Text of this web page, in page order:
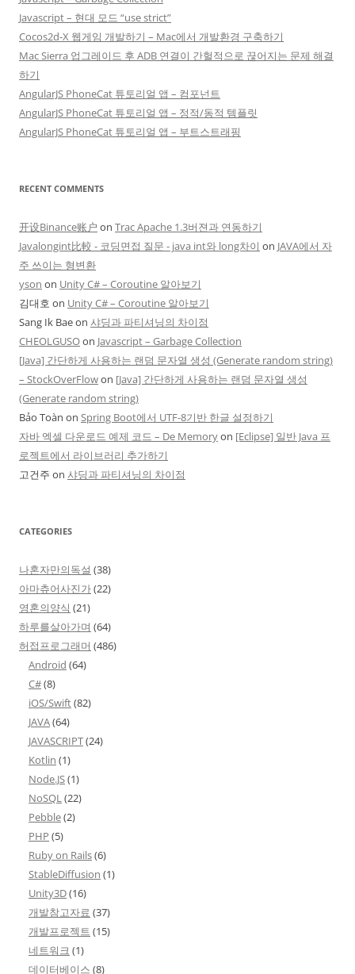
Javascript – 현대 모드 “use strict”
Cocos2d-X 웹게임 개발하기 – Mac에서 개발환경 구축하기
Mac Sierra 업그레이드 후 ADB 연결이 간헐적으로 끊어지는 문제 해결
하기
AngularJS PhoneCat 튜토리얼 앱 – 컴포넌트
AngularJS PhoneCat 튜토리얼 앱 – 정적/동적 템플릿
AngularJS PhoneCat 튜토리얼 앱 – 부트스트래핑
RECENT COMMENTS
开设Binance账户 on Trac Apache 1.3버젼과 연동하기
Javalongint比較 - 코딩면접 질문 - java int와 long차이 on JAVA에서 자
주 쓰이는 형변환
yson on Unity C# – Coroutine 알아보기
김대호 on Unity C# – Coroutine 알아보기
Sang Ik Baeon 샤딩과 파티셔닝의 차이점
CHEOLGUSOon Javascript – Garbage Collection
[Java] 간단하게 사용하는 랜덤 문자열 생성 (Generate random string)
– StockOverFlowon [Java] 간단하게 사용하는 랜덤 문자열 생성
(Generate random string)
Bảo Toàn on Spring Boot에서 UTF-8기반 한글 설정하기
자바 엑셀 다운로드 예제 코드 – De Memoryon [Eclipse] 일반 Java 프
로젝트에서 라이브러리 추가하기
고건주 on 샤딩과 파티셔닝의 차이점
CATEGORIES
나혼자만의독설 (38)
아마츄어사진가(22)
영혼의양식 (21)
하루를살아가며 (64)
허접프로그래머 (486)
Android (64)
C#(8)
iOS/Swift(82)
JAVA(64)
JAVASCRIPT(24)
Kotlin (1)
Node.JS(1)
NoSQL(22)
Pebble(2)
PHP (5)
Ruby on Rails(6)
StableDiffusion (1)
Unity3D(16)
개발참고자료 (37)
개발프로젝트 (15)
네트워크 (1)
데이터베이스 (8)